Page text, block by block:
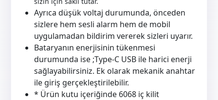
Ayrıca düşük voltaj durumunda, önceden
sizlere hem sesli alarm hem de mobil
uygulamadan bildirim vererek sizleri uyarır.
Bataryanın enerjisinin tükenmesi
durumunda ise ;Type-C USB ile harici enerji
sağlayabilirsiniz. Ek olarak mekanik anahtar
ile giriş gerçekleştirilebilir.
* Ürün kutu içeriğinde 6068 iç kilit